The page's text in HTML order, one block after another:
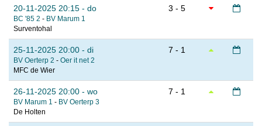
20-11-2025 20:15 - do
BC '85 2 - BV Marum 1
Surventohal
3 - 5
25-11-2025 20:00 - di
BV Oerterp 2 - Oer it net 2
MFC de Wier
7 - 1
26-11-2025 20:00 - wo
BV Marum 1 - BV Oerterp 3
De Holten
7 - 1